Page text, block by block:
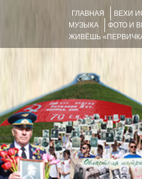
ГЛАВНАЯ ВЕХИ
МУЗЫКА
ФОТО И
ЖИВЁШЬ